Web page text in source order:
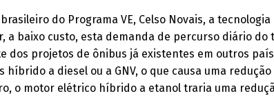
do Programa VE, Celso Novais, a tecnologia
a baixo custo, esta demanda de percurso diário do
dos projetos de ônibus já existentes em outros
a diesel ou a GNV, o que causa uma redução
o motor elétrico híbrido a etanol traria uma